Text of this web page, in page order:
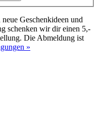
Geschenkideen und
schenken wir dir einen 5,-
Die Abmeldung ist
»